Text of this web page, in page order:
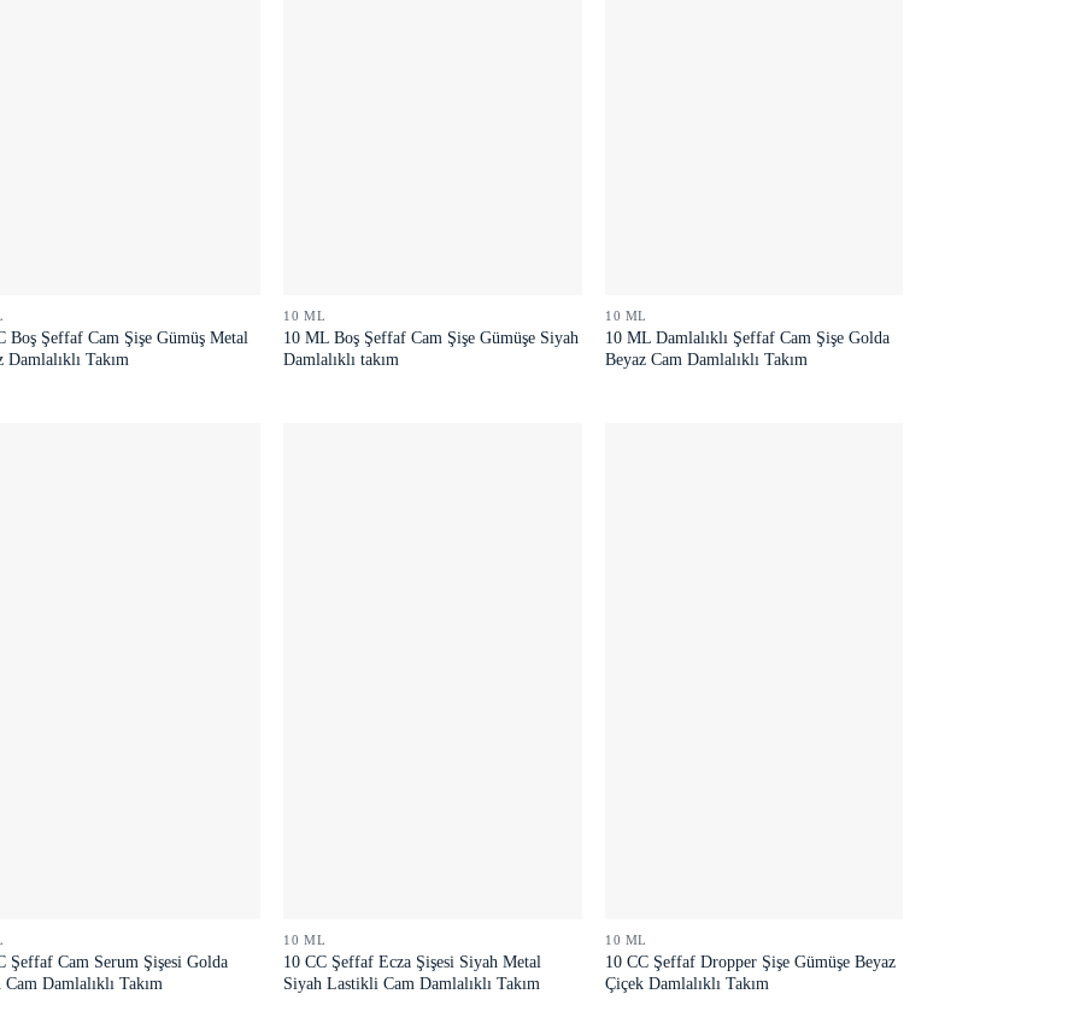
Boş Şeffaf Cam Şişe Gümüş Metal
Damlalıklı Takım
10 ML
10 ML Boş Şeffaf Cam Şişe Gümüşe Siyah
Damlalıklı takım
10 ML
10 ML Damlalıklı Şeffaf Cam Şişe Golda
Beyaz Cam Damlalıklı Takım
Şeffaf Cam Serum Şişesi Golda
Damlalıklı Takım
10 ML
10 CC Şeffaf Ecza Şişesi Siyah Metal
Siyah Lastikli Cam Damlalıklı Takım
10 ML
10 CC Şeffaf Dropper Şişe Gümüşe Beyaz
Çiçek Damlalıklı Takım